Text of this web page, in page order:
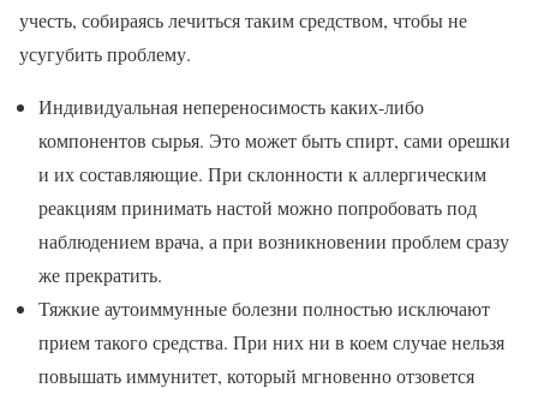
учесть, собираясь лечиться таким средством, чтобы не
усугубить проблему.
Индивидуальная непереносимость каких-либо
компонентов сырья. Это может быть спирт, сами орешки
и их составляющие. При склонности к аллергическим
реакциям принимать настой можно попробовать под
наблюдением врача, а при возникновении проблем сразу
же прекратить.
Тяжкие аутоиммунные болезни полностью исключают
прием такого средства. При них ни в коем случае нельзя
повышать иммунитет, который мгновенно отзовется